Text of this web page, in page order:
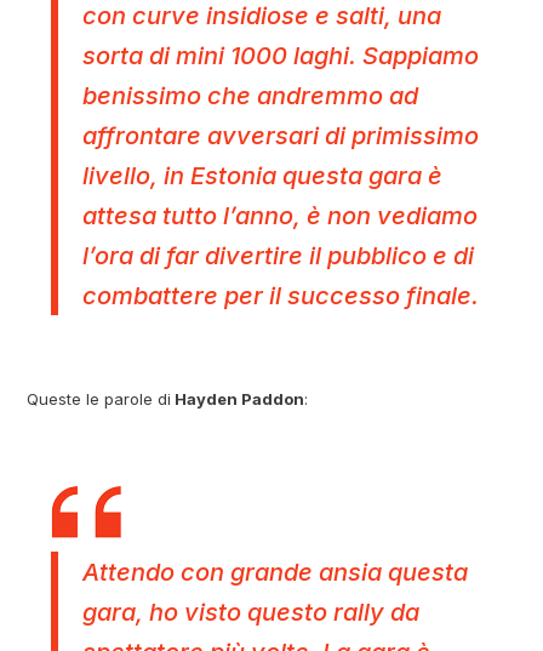
con curve insidiose e salti, una
sorta di mini 1000 laghi. Sappiamo
benissimo che andremmo ad
affrontare avversari di primissimo
livello, in Estonia questa gara è
attesa tutto l’anno, è non vediamo
l’ora di far divertire il pubblico e di
combattere per il successo finale.
Queste le parole di Hayden Paddon:
Attendo con grande ansia questa
gara, ho visto questo rally da